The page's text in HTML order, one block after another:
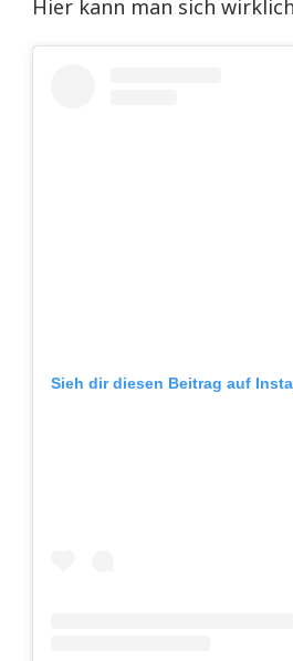
Hier kann man sich
Sieh dir diesen Beitrag auf